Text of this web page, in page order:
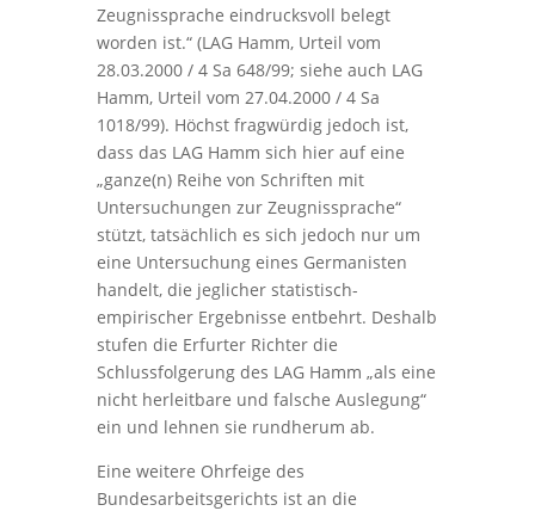
Zeugnissprache eindrucksvoll belegt
worden ist.“ (LAG Hamm, Urteil vom
28.03.2000 / 4 Sa 648/99; siehe auch LAG
Hamm, Urteil vom 27.04.2000 / 4 Sa
1018/99). Höchst fragwürdig jedoch ist,
dass das LAG Hamm sich hier auf eine
„ganze(n) Reihe von Schriften mit
Untersuchungen zur Zeugnissprache“
stützt, tatsächlich es sich jedoch nur um
eine Untersuchung eines Germanisten
handelt, die jeglicher statistisch-
empirischer Ergebnisse entbehrt. Deshalb
stufen die Erfurter Richter die
Schlussfolgerung des LAG Hamm „als eine
nicht herleitbare und falsche Auslegung“
ein und lehnen sie rundherum ab.
Eine weitere Ohrfeige des
Bundesarbeitsgerichts ist an die